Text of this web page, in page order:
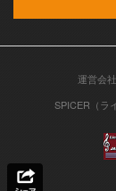
運営会社
SPICER（ラ